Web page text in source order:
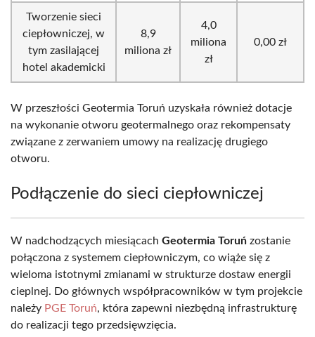
Tworzenie sieci
ciepłowniczej, w
tym zasilającej
hotel akademicki
8,9
miliona zł
4,0
miliona
zł
0,00 zł
W przeszłości Geotermia Toruń uzyskała również dotacje
na wykonanie otworu geotermalnego oraz rekompensaty
związane z zerwaniem umowy na realizację drugiego
otworu.
Podłączenie do sieci ciepłowniczej
W nadchodzących miesiącach Geotermia Toruń zostanie
połączona z systemem ciepłowniczym, co wiąże się z
wieloma istotnymi zmianami w strukturze dostaw energii
cieplnej. Do głównych współpracowników w tym projekcie
należy PGE Toruń, która zapewni niezbędną infrastrukturę
do realizacji tego przedsięwzięcia.